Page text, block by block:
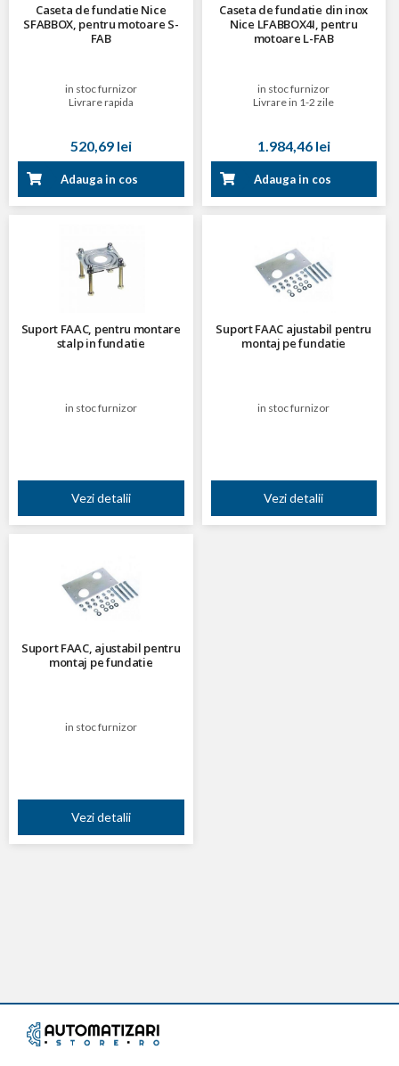
Caseta de fundatie Nice
SFABBOX, pentru motoare S-
FAB
in stoc furnizor
Livrare rapida
520,69 lei
Adauga in cos
Caseta de fundatie din inox
Nice LFABBOX4I, pentru
motoare L-FAB
in stoc furnizor
Livrare in 1-2 zile
1.984,46 lei
Adauga in cos
Suport FAAC, pentru montare
stalp in fundatie
in stoc furnizor
Vezi detalii
Suport FAAC ajustabil pentru
montaj pe fundatie
in stoc furnizor
Vezi detalii
Suport FAAC, ajustabil pentru
montaj pe fundatie
in stoc furnizor
Vezi detalii